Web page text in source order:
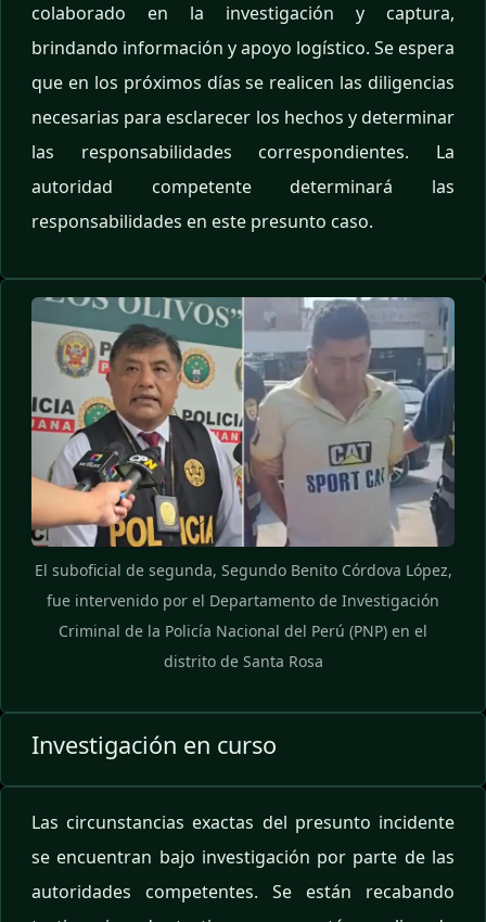
colaborado en la investigación y captura,
brindando información y apoyo logístico. Se espera
que en los próximos días se realicen las diligencias
necesarias para esclarecer los hechos y determinar
las responsabilidades correspondientes. La
autoridad competente determinará las
responsabilidades en este presunto caso.
El suboficial de segunda, Segundo Benito Córdova López,
fue intervenido por el Departamento de Investigación
Criminal de la Policía Nacional del Perú (PNP) en el
distrito de Santa Rosa
Investigación en curso
Las circunstancias exactas del presunto incidente
se encuentran bajo investigación por parte de las
autoridades competentes. Se están recabando